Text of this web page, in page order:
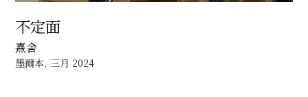
不定面
熹舍
墨爾本, 三月 2024